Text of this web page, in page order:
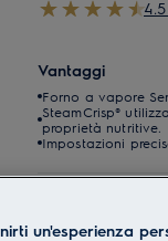
Vantaggi
Forno a vapore
SteamCrisp®
proprietà nutritive.
Impostazioni
un'esperienza